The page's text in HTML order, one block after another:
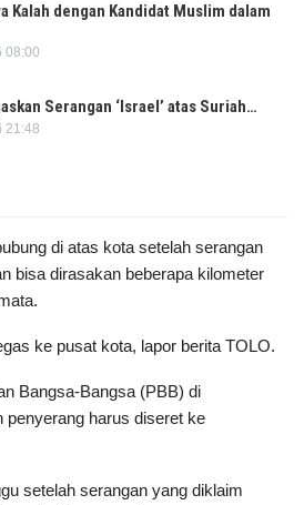
Kalah dengan Kandidat Muslim dalam
08:00
Serangan ‘Israel’ atas Suriah…
21:48
di atas kota setelah serangan
bisa dirasakan beberapa kilometer
ke pusat kota, lapor berita TOLO.
Bangsa-Bangsa (PBB) di
penyerang harus diseret ke
setelah serangan yang diklaim